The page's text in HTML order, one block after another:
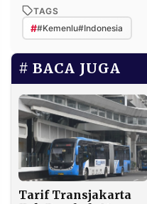
TAGS
##Kemenlu#Indonesia
BACA JUGA
Tarif Transjakarta